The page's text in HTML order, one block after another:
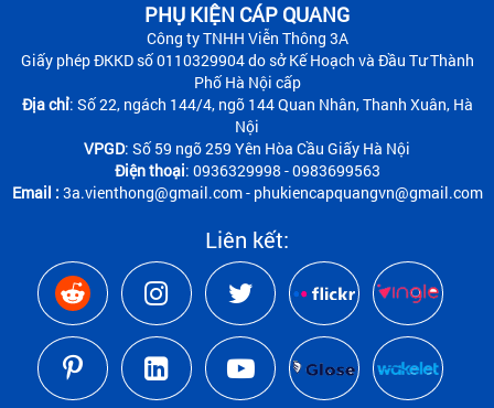
PHỤ KIỆN CÁP QUANG
Công ty TNHH Viễn Thông 3A
Giấy phép ĐKKD số 0110329904 do sở Kế Hoạch và Đầu Tư Thành
Phố Hà Nội cấp
Địa chỉ: Số 22, ngách 144/4, ngõ 144 Quan Nhân, Thanh Xuân, Hà
Nội
VPGD: Số 59 ngõ 259 Yên Hòa Cầu Giấy Hà Nội
Điện thoại: 0936329998 - 0983699563
Email : 3a.vienthong@gmail.com - phukiencapquangvn@gmail.com
Liên kết: